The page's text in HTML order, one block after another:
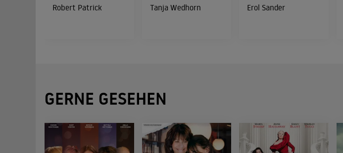
Robert Patrick Tanja Wedhorn Erol Sander
GERNE GESEHEN